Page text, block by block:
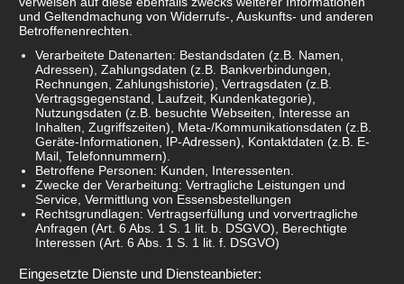
und Geltendmachung von Widerrufs-, Auskunfts- und anderen
Betroffenenrechten.
Verarbeitete Datenarten: Bestandsdaten (z.B. Namen,
Adressen), Zahlungsdaten (z.B. Bankverbindungen,
Rechnungen, Zahlungshistorie), Vertragsdaten (z.B.
Vertragsgegenstand, Laufzeit, Kundenkategorie),
Nutzungsdaten (z.B. besuchte Webseiten, Interesse an
Inhalten, Zugriffszeiten), Meta-/Kommunikationsdaten (z.B.
Geräte-Informationen, IP-Adressen), Kontaktdaten (z.B. E-
Mail, Telefonnummern).
Betroffene Personen: Kunden, Interessenten.
Zwecke der Verarbeitung: Vertragliche Leistungen und
Service, Vermittlung von Essensbestellungen
Rechtsgrundlagen: Vertragserfüllung und vorvertragliche
Anfragen (Art. 6 Abs. 1 S. 1 lit. b. DSGVO), Berechtigte
Interessen (Art. 6 Abs. 1 S. 1 lit. f. DSGVO)
Eingesetzte Dienste und Diensteanbieter: